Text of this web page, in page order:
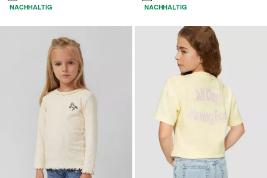
NACHHALTIG NACHHALTIG